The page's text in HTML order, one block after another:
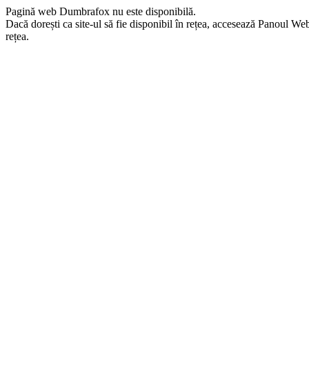
Pagină web Dumbrafox nu este disponibilă.
Dacă dorești ca site-ul să fie disponibil în rețea, accesează Panoul
rețea.